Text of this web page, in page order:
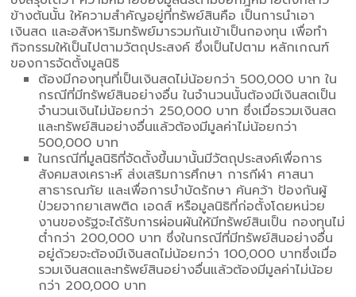
ข้างต้นนั้น ให้ความสำคัญอยู่ที่ทรัพย์สินคือ เป็นการนำเอา
เงินสด และอสังหาริมทรัพย์มารวมกันเข้าเป็นกองทุน เพื่อทำ
กิจกรรมให้เป็นไปตามวัตถุประสงค์ ซึ่งเป็นไปตาม หลักเกณฑ์
ของการจัดตั้งมูลนิธิ
ต้องมีกองทุนที่เป็นเงินสดไม่น้อยกว่า 500,000 บาท ใน
กรณีที่มีทรัพย์สินอย่างอื่น ในจำนวนนั้นต้องมีเงินสดเป็น
จำนวนเงินไม่น้อยกว่า 250,000 บาท ซึ่งเมื่อรวมเงินสด
และทรัพย์สินอย่างอื่นแล้วต้องมีมูลค่าไม่น้อยกว่า
500,000 บาท
ในกรณีที่มูลนิธิที่จัดตั้งขึ้นมานั้นมีวัตถุประสงค์เพื่อการ
สังคมสงเคราะห์ ส่งเสริมการศึกษา การกีฬา ศาสนา
สาธารณภัย และเพื่อการบำบัดรักษา ค้นคว้า ป้องกันผู้
ป่วยจากยาเสพติด เอดส์ หรือมูลนิธิที่ก่อตั้งโดยหน่วย
งานของรัฐจะได้รับการผ่อนผันให้มีทรัพย์สินเป็น กองทุนไม่
ต่ำกว่า 200,000 บาท ซึ่งในกรณีที่มีทรัพย์สินอย่างอื่น
อยู่ด้วยจะต้องมีเงินสดไม่น้อยกว่า 100,000 บาทซึ่งเมื่อ
รวมเงินสดและทรัพย์สินอย่างอื่นแล้วต้องมีมูลค่าไม่น้อย
กว่า 200,000 บาท